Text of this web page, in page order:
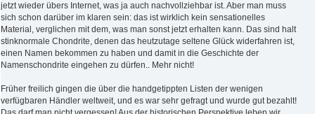
jetzt wieder übers Internet, was ja auch nachvollziehbar ist. Aber man muss
sich schon darüber im klaren sein: das ist wirklich kein sensationelles
Material, verglichen mit dem, was man sonst jetzt erhalten kann. Das sind halt
stinknormale Chondrite, denen das heutzutage seltene Glück widerfahren ist,
einen Namen bekommen zu haben und damit in die Geschichte der
Namenschondrite eingehen zu dürfen.. Mehr nicht!
Früher freilich gingen die über die handgetippten Listen der wenigen
verfügbaren Händler weltweit, und es war sehr gefragt und wurde gut bezahlt!